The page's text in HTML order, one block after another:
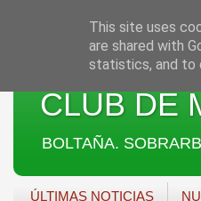
CLUB DE
BOLTAÑA.
ÚLTIMAS NOTICIAS
This site uses
are shared with
statistics, and to